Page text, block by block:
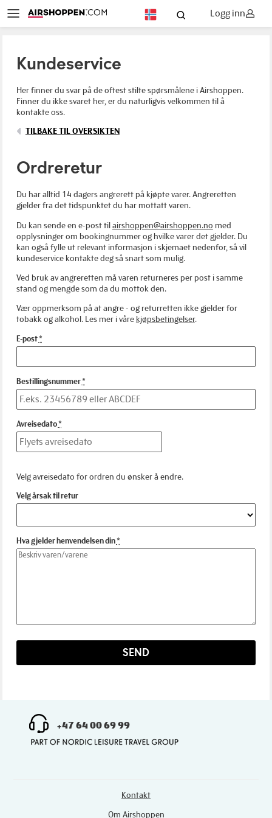
Logg inn
Kundeservice
Her finner du svar på de oftest stilte spørsmålene i Airshoppen.
Finner du ikke svaret her, er du naturligvis velkommen til å
kontakte oss.
TILBAKE TIL OVERSIKTEN
Ordreretur
Du har alltid 14 dagers angrerett på kjøpte varer. Angreretten
gjelder fra det tidspunktet du har mottatt varen.
Du kan sende en e-post tilairshoppen@airshoppen.no med
opplysninger om bookingnummer og hvilke varer det gjelder. Du
kan også fylle ut relevant informasjon i skjemaet nedenfor, så vil
kundeservice kontakte deg så snart som mulig.
Ved bruk av angreretten må varen returneres per post i samme
stand og mengde som da du mottok den.
Vær oppmerksom på at angre - og returretten ikke gjelder for
tobakk og alkohol. Les mer i våre kjøpsbetingelser.
E-post
Bestillingsnummer
Avreisedato
Velg avreisedato for ordren du ønsker å endre.
Velg årsak til retur
Hva gjelder henvendelsen din
SEND
+47 64 00 69 99
Kontakt
Om Airshoppen